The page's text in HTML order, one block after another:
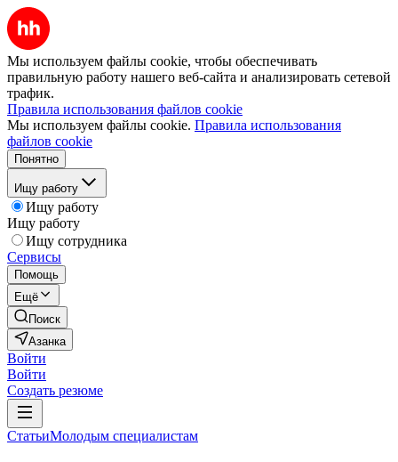
Мы используем файлы cookie, чтобы обеспечивать
правильную работу нашего веб-сайта и анализировать сетевой
трафик.
Правила использования файлов cookie
Мы используем файлы cookie. Правила использования
файлов cookie
Понятно
Ищу работу
Ищу работу
Ищу работу
Ищу сотрудника
Сервисы
Помощь
Ещё
Поиск
Азанка
Войти
Войти
Создать резюме
СтатьиМолодым специалистам